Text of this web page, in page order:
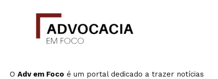
O Adv em Foco é um portal dedicado a trazer notícias